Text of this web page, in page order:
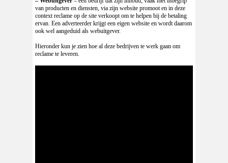
van producten en diensten, via zijn website promoot en in deze
context reclame op de site verkoopt om te helpen bij de betaling
ervan. Een adverteerder krijgt een eigen website en wordt daarom
ook wel aangeduid als webuitgever.
Hieronder kun je zien hoe al deze bedrijven te werk gaan om
reclame te leveren.